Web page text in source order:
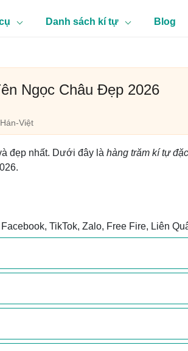
Danh sách kí tự Blog
Ngọc Châu Đẹp 2026
Hán-Việt
đẹp nhất. Dưới đây là hàng trăm kí tự
TikTok, Zalo, Free Fire, Liên